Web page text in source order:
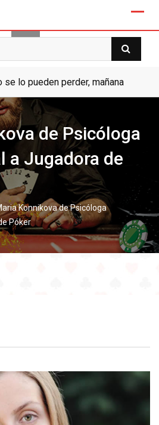
se lo pueden perder, mañana “Ases
de Psicóloga
a Jugadora de
Konnikova de Psicóloga
Póker